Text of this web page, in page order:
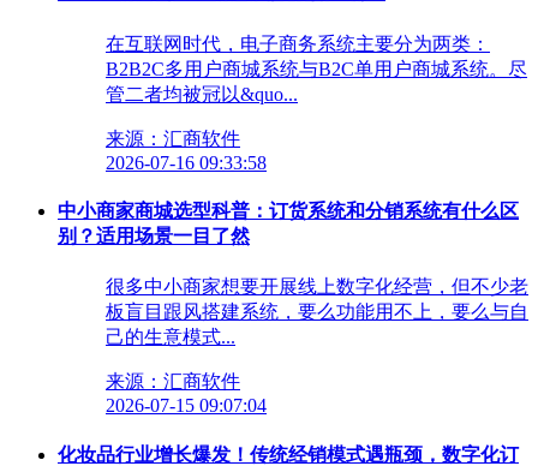
在互联网时代，电子商务系统主要分为两类：
B2B2C多用户商城系统与B2C单用户商城系统。尽
管二者均被冠以&quo...
来源：汇商软件
2026-07-16 09:33:58
中小商家商城选型科普：订货系统和分销系统有什么区
别？适用场景一目了然
很多中小商家想要开展线上数字化经营，但不少老
板盲目跟风搭建系统，要么功能用不上，要么与自
己的生意模式...
来源：汇商软件
2026-07-15 09:07:04
化妆品行业增长爆发！传统经销模式遇瓶颈，数字化订